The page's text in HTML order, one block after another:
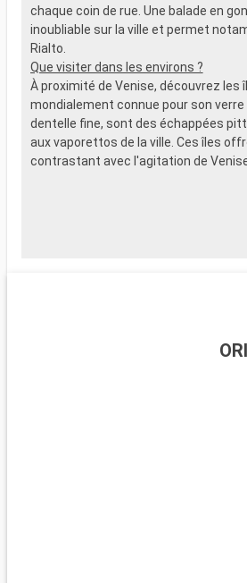
chaque coin de rue. Une balade en
inoubliable sur la ville et permet
Rialto.
Que visiter dans les environs ?
À proximité de Venise, découvrez les
mondialement connue pour son
dentelle fine, sont des échappées
aux vaporettos de la ville. Ces îles
contrastant avec l'agitation de